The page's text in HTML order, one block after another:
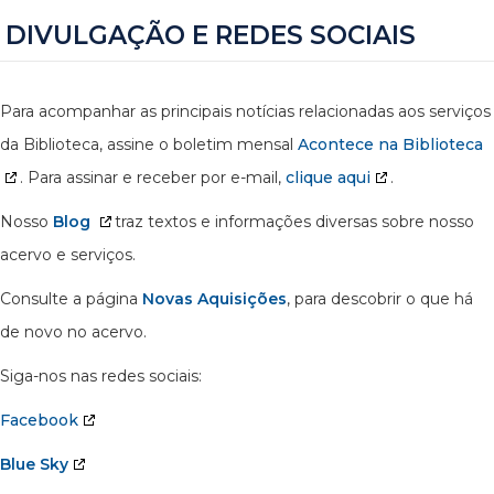
DIVULGAÇÃO E REDES SOCIAIS
Para acompanhar as principais notícias relacionadas aos serviços
da Biblioteca, assine o boletim mensal Acontece na Biblioteca
. Para assinar e receber por e-mail, clique aqui .
Nosso Blog
traz textos e informações diversas sobre nosso
acervo e serviços.
Consulte a página Novas Aquisições, para descobrir o que há
de novo no acervo.
Siga-nos nas redes sociais:
Facebook
Blue Sky